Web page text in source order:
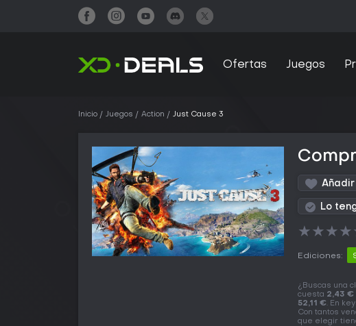
Ofertas Juegos
Inicio Juegos Action Just Cause 3
Lo
★★★★
Ediciones:
¿Buscas una
cuesta 2,43 €
52,11 €. En
Con tantos
que elegir